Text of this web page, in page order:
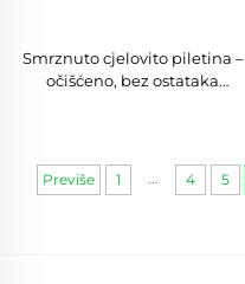
Smrznuto cjelovito piletina –
očišćeno, bez ostataka
Previše 1 ... 4 5